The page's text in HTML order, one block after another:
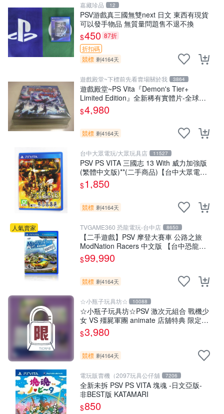
嘉藏珍品 12
PSV游戲真三國無雙next 日文 東西有現貨
可以發手物品 無質量問題售不退不換
$450 87折
折扣碼
競標 剩4164天
遊戲殿堂~下標前先看賣場關於我 3864
遊戲殿堂~PS Vita『Demon's Tier+
Limited Edition』全新稀有實體片-全球限
量1500片
$4,980
競標 剩4164天
台中大眾電玩/大眾玩具店 11527
PSV PS VITA 三國志 13 With 威力加強版
(繁體中文版)**(二手商品)【台中大眾電
玩】
$1,850
競標 剩4164天
人氣賣家 TVGAME360 恐龍電玩-台中店 8650
【二手遊戲】PSV 摩登大賽車 公路之旅
ModNation Racers 中文版 【台中恐龍電
玩】
$99,990
競標 剩4164天
☆小瓶子玩具坊☆ 10088
☆小瓶子玩具坊☆PSV 激次元組合 戰機少
女 VS 殭屍軍團 animate 店舖特典 限定版
(日版)+特典--CD
$3,980
競標 剩4164天
電玩販賣機（2097玩具公仔舖 7206
全新未拆 PSV PS VITA 塊魂 -日文亞版-
非BEST版 KATAMARI
$850